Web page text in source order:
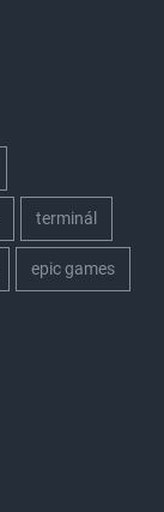
terminál
epic games